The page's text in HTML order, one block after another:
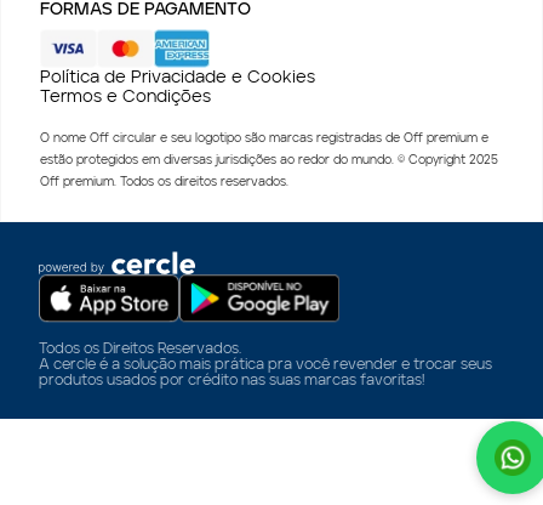
FORMAS DE PAGAMENTO
Política de Privacidade e Cookies
Termos e Condições
O nome Off circular e seu logotipo são marcas registradas de Off premium e
estão protegidos em diversas jurisdições ao redor do mundo. © Copyright 2025
Off premium. Todos os direitos reservados.
Todos os Direitos Reservados.
A cercle é a solução mais prática pra você revender e trocar seus
produtos usados por crédito nas suas marcas favoritas!